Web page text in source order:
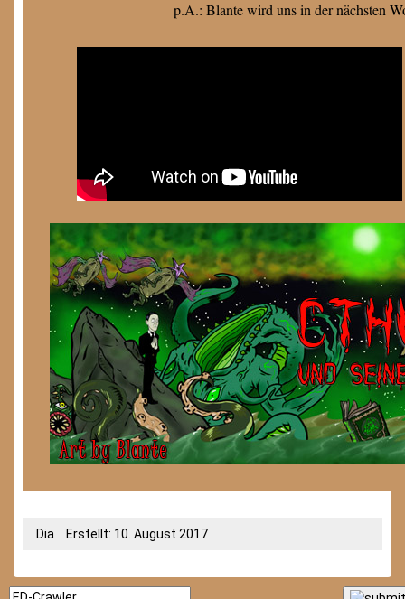
p.A.: Blante wird uns in der nächsten
Dia Erstellt: 10. August 2017